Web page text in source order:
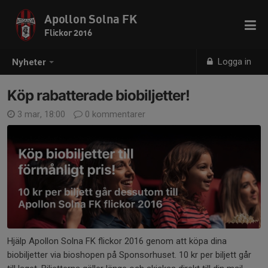
Nyheter Logga in
Apollon Solna FK
Flickor 2016
Köp rabatterade biobiljetter!
3 mar, 18:00 0 kommentarer
Hjälp Apollon Solna FK flickor 2016 genom att köpa dina
biobiljetter via bioshopen på Sponsorhuset. 10 kr per biljett går